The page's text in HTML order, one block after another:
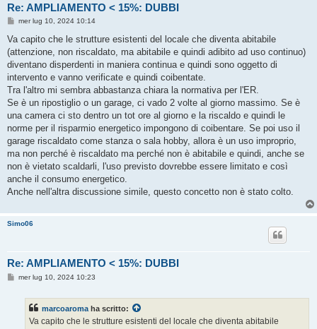
Re: AMPLIAMENTO < 15%: DUBBI
M
s
a
g
i
o
mer lug 10, 2024 10:14
Va capito che le strutture esistenti del locale che diventa abitabile
(attenzione, non riscaldato, ma abitabile e quindi adibito ad uso continuo)
diventano disperdenti in maniera continua e quindi sono oggetto di
intervento e vanno verificate e quindi coibentate.
Tra l'altro mi sembra abbastanza chiara la normativa per l'ER.
Se è un ripostiglio o un garage, ci vado 2 volte al giorno massimo. Se è
una camera ci sto dentro un tot ore al giorno e la riscaldo e quindi le
norme per il risparmio energetico impongono di coibentare. Se poi uso il
garage riscaldato come stanza o sala hobby, allora è un uso improprio,
ma non perché è riscaldato ma perché non è abitabile e quindi, anche se
non è vietato scaldarli, l'uso previsto dovrebbe essere limitato e così
anche il consumo energetico.
Anche nell'altra discussione simile, questo concetto non è stato colto.
Simo06
Re: AMPLIAMENTO < 15%: DUBBI
Mmer lug 10, 2024 10:23
marcoaroma ha scritto:
Va capito che le strutture esistenti del locale che diventa abitabile